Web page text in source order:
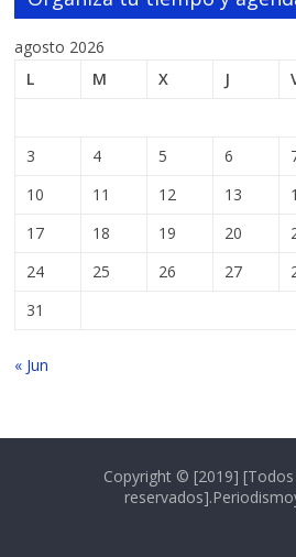
agosto 2026
L
M X J
3
4 5 6
10
11 12 13
17
18 19 20
24
25 26 27
31
« Jun
Copyright © [2019]